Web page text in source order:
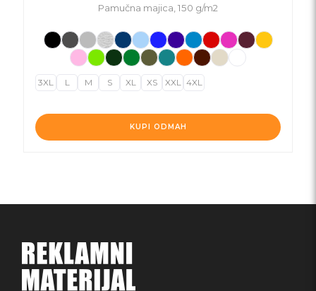
Pamučna majica, 150 g/m2
KUPI ODMAH
3XL L M S XL XS XXL 4XL